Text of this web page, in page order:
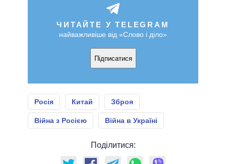
ЧИТАЙТЕ У TELEGRAM
найважливіше від «Слово і діло»
Підписатися
Росія Китай Зброя
Війна з Росією Війна в Україні
Поділитися: